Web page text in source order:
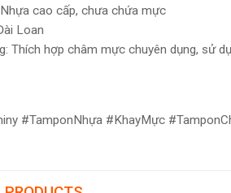
cao cấp, chưa chứa mực
Loan
Thích hợp châm mực chuyên dụng, sử
#TamponNhựa #KhayMực